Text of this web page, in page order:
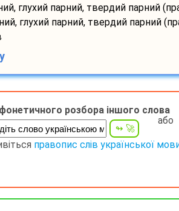
глухий парний, твердий парний
глухий парний, твердий парний
розбора іншого слова
або
правопис слів української